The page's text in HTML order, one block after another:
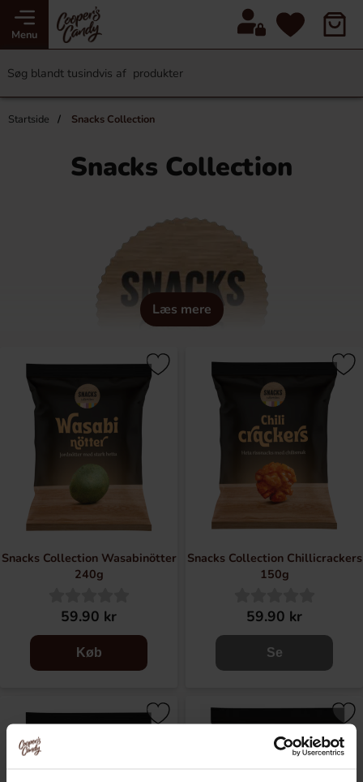
Menu
Startside Snacks Collection
Snacks Collection
Læs mere
Snacks Collection Wasabinötter
240g
59.90 kr
Køb
Snacks Collection Chillicrackers
150g
59.90 kr
Se